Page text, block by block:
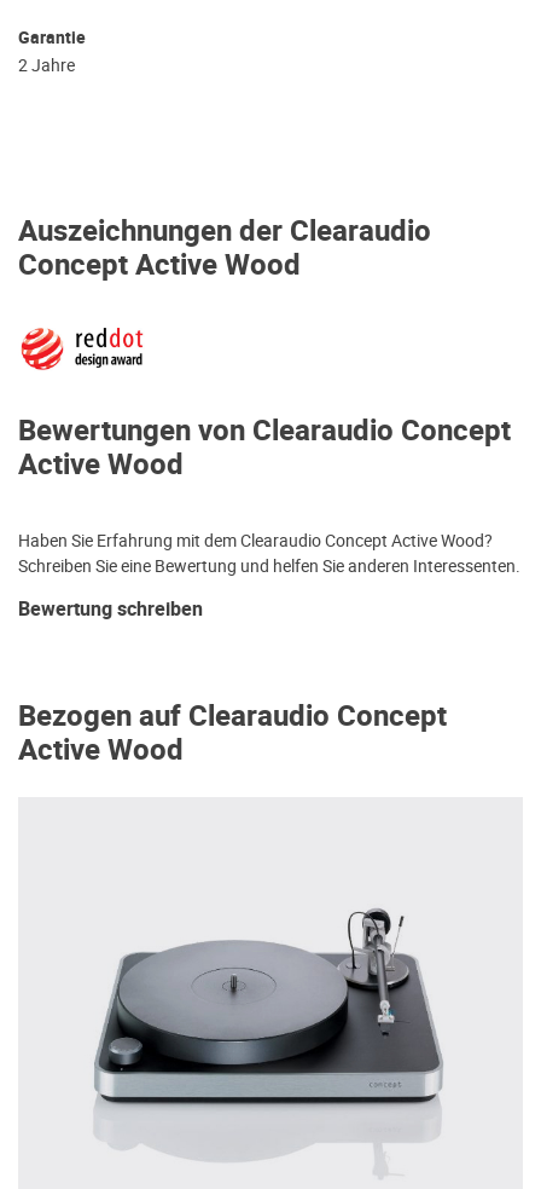
Garantie
2 Jahre
Auszeichnungen der Clearaudio
Concept Active Wood
Bewertungen von Clearaudio Concept
Active Wood
Haben Sie Erfahrung mit dem Clearaudio Concept Active Wood?
Schreiben Sie eine Bewertung und helfen Sie anderen Interessenten.
Bewertung schreiben
Bezogen auf Clearaudio Concept
Active Wood